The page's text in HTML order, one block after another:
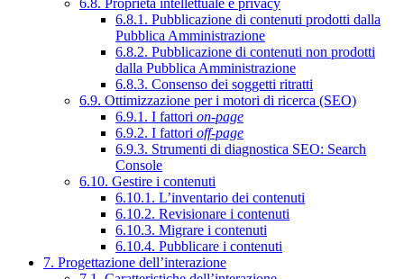
6.8.1. Pubblicazione di contenuti prodotti dalla
Pubblica Amministrazione
6.8.2. Pubblicazione di contenuti non prodotti
dalla Pubblica Amministrazione
6.8.3. Consenso dei soggetti ritratti
6.9. Ottimizzazione per i motori di ricerca (SEO)
6.9.1. I fattori on-page
6.9.2. I fattori off-page
6.9.3. Strumenti di diagnostica SEO: Search
Console
6.10. Gestire i contenuti
6.10.1. L’inventario dei contenuti
6.10.2. Revisionare i contenuti
6.10.3. Migrare i contenuti
6.10.4. Pubblicare i contenuti
7. Progettazione dell’interazione